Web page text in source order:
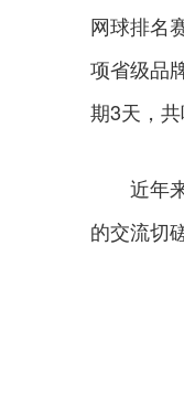
网球排名
项省级品
期3天，
近年来
的交流切